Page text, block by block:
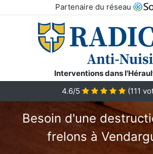
Partenaire du réseau
Interventions dans
4.6/5 (111
Besoin d'une
frelons à